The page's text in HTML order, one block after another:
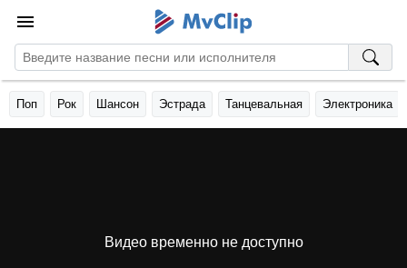
Поп Рок Шансон Эстрада Танцевальная Электроника
Видео временно не доступно